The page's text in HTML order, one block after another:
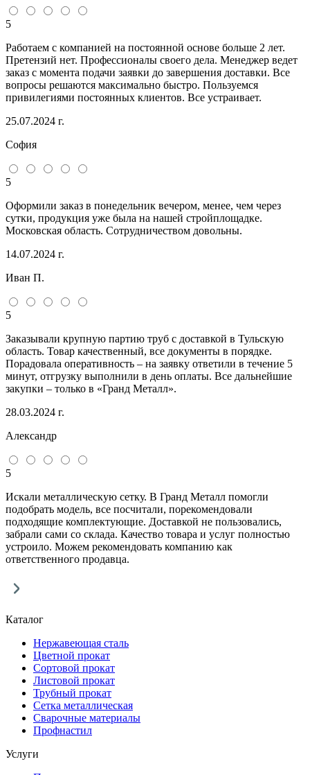
5
Работаем с компанией на постоянной основе больше 2 лет.
Претензий нет. Профессионалы своего дела. Менеджер ведет
заказ с момента подачи заявки до завершения доставки. Все
вопросы решаются максимально быстро. Пользуемся
привилегиями постоянных клиентов. Все устраивает.
25.07.2024 г.
София
5
Оформили заказ в понедельник вечером, менее, чем через
сутки, продукция уже была на нашей стройплощадке.
Московская область. Сотрудничеством довольны.
14.07.2024 г.
Иван П.
5
Заказывали крупную партию труб с доставкой в Тульскую
область. Товар качественный, все документы в порядке.
Порадовала оперативность – на заявку ответили в течение 5
минут, отгрузку выполнили в день оплаты. Все дальнейшие
закупки – только в «Гранд Металл».
28.03.2024 г.
Александр
5
Искали металлическую сетку. В Гранд Металл помогли
подобрать модель, все посчитали, порекомендовали
подходящие комплектующие. Доставкой не пользовались,
забрали сами со склада. Качество товара и услуг полностью
устроило. Можем рекомендовать компанию как
ответственного продавца.
Каталог
Нержавеющая сталь
Цветной прокат
Сортовой прокат
Листовой прокат
Трубный прокат
Сетка металлическая
Сварочные материалы
Профнастил
Услуги